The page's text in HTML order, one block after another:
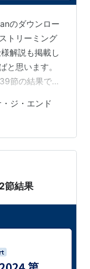
のダウンロー
トリーミング
解説も掲載し
と思います。
節の結果で
お伝えした通
が適用された
場が発生して
位も大きく上
ジ・エンド
結果